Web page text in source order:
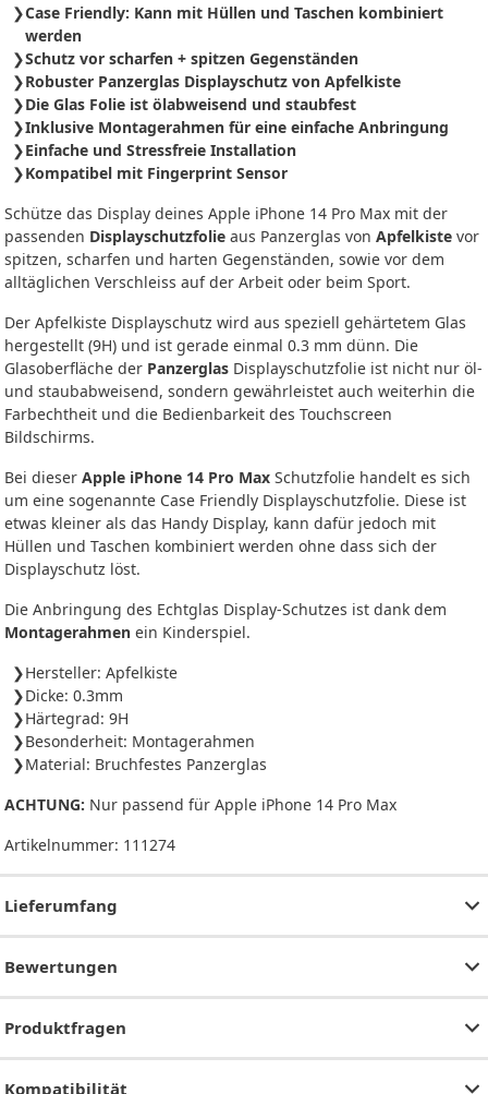
Case Friendly: Kann mit Hüllen und Taschen kombiniert
werden
Schutz vor scharfen + spitzen Gegenständen
Robuster Panzerglas Displayschutz von Apfelkiste
Die Glas Folie ist ölabweisend und staubfest
Inklusive Montagerahmen für eine einfache Anbringung
Einfache und Stressfreie Installation
Kompatibel mit Fingerprint Sensor
Schütze das Display deines Apple iPhone 14 Pro Max mit der
passenden Displayschutzfolie aus Panzerglas von Apfelkiste vor
spitzen, scharfen und harten Gegenständen, sowie vor dem
alltäglichen Verschleiss auf der Arbeit oder beim Sport.
Der Apfelkiste Displayschutz wird aus speziell gehärtetem Glas
hergestellt (9H) und ist gerade einmal 0.3 mm dünn. Die
Glasoberfläche der Panzerglas Displayschutzfolie ist nicht nur öl-
und staubabweisend, sondern gewährleistet auch weiterhin die
Farbechtheit und die Bedienbarkeit des Touchscreen
Bildschirms.
Bei dieser Apple iPhone 14 Pro Max Schutzfolie handelt es sich
um eine sogenannte Case Friendly Displayschutzfolie. Diese ist
etwas kleiner als das Handy Display, kann dafür jedoch mit
Hüllen und Taschen kombiniert werden ohne dass sich der
Displayschutz löst.
Die Anbringung des Echtglas Display-Schutzes ist dank dem
Montagerahmen ein Kinderspiel.
Hersteller: Apfelkiste
Dicke: 0.3mm
Härtegrad: 9H
Besonderheit: Montagerahmen
Material: Bruchfestes Panzerglas
ACHTUNG: Nur passend für Apple iPhone 14 Pro Max
Artikelnummer: 111274
Lieferumfang
Bewertungen
Produktfragen
Kompatibilität